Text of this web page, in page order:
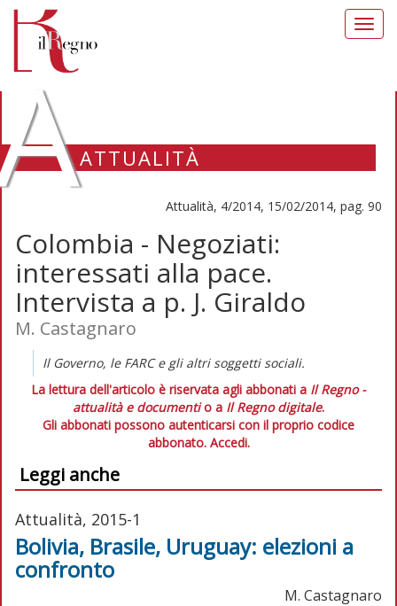
ATTUALITÀ
Attualità, 4/2014, 15/02/2014, pag. 90
Colombia - Negoziati:
interessati alla pace.
Intervista a p. J. Giraldo
M. Castagnaro
Il Governo, le FARC e gli altri soggetti sociali.
La lettura dell'articolo è riservata agli abbonati a Il Regno -
attualità e documentio a Il Regno digitale.
Gli abbonati possono autenticarsi con il proprio codice
abbonato. Accedi.
Leggi anche
Attualità, 2015-1
Bolivia, Brasile, Uruguay: elezioni a
confronto
M. Castagnaro